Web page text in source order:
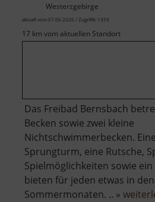
Westerzgebirge
aktuell vom 07.06.2026 / Zugriffe: 1359
17 km vom aktuellen Standort
Das Freibad Bernsbach
Becken sowie zwei kleine
Nichtschwimmerbecken.
Sprungturm, eine Rutsche,
Spielmöglichkeiten sowie
bieten für jeden etwas in
Sommermonaten. .. »